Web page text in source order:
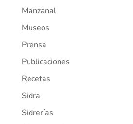
Manzanal
Museos
Prensa
Publicaciones
Recetas
Sidra
Sidrerías